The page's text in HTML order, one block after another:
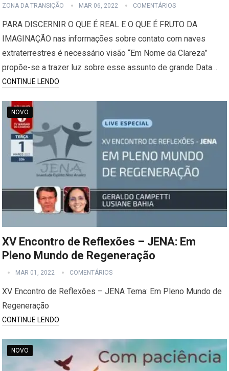
ZONA DA TRANSIÇÃO MAR 06, 2022 COMENTÁRIOS
PARA DISCERNIR O QUE É REAL E O QUE É FRUTO DA
IMAGINAÇÃO nas informações sobre contato com naves
extraterrestres é necessário visão “Em Nome da Clareza”
propõe-se a trazer luz sobre esse assunto de grande Data…
CONTINUE LENDO
NOVO
XV Encontro de Reflexões – JENA: Em
Pleno Mundo de Regeneração
MAR 01, 2022 COMENTÁRIOS
XV Encontro de Reflexões – JENA Tema: Em Pleno Mundo de
Regeneração
CONTINUE LENDO
NOVO